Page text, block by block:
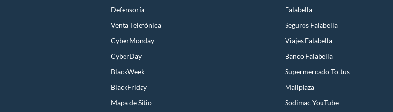
Defensoría
Venta Telefónica
CyberMonday
CyberDay
BlackWeek
BlackFriday
Mapa de Sitio
Falabella
Seguros Falabella
Viajes Falabella
Banco Falabella
Supermercado Tottus
Mallplaza
Sodimac YouTube